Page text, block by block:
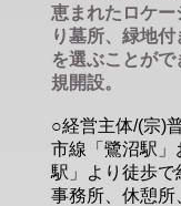
恵まれたロケー
り墓所、緑地
を選ぶことが
規開設。
○経営主体/(宗)
市線「鷺沼駅」
駅」より徒歩
事務所、休憩所